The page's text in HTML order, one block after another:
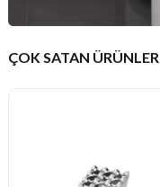
ÇOK SATAN ÜRÜNLER